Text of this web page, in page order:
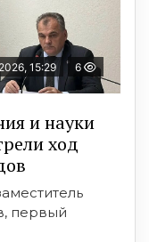
15:29 6
и науки
ход
первый